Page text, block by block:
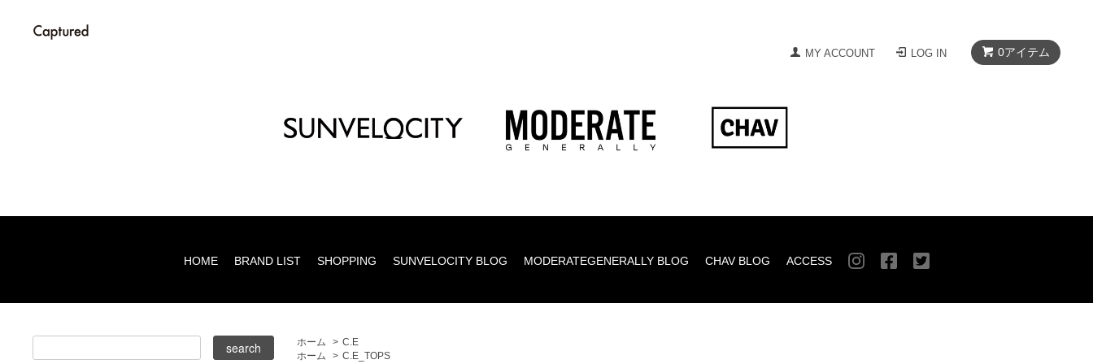
0アイテム
MY ACCOUNT LOG IN
HOME BRAND LIST SHOPPING SUNVELOCITY BLOG MODERATEGENERALLY BLOG CHAV BLOG ACCESS
ホーム > C.E
ホーム
> C.E_TOPS